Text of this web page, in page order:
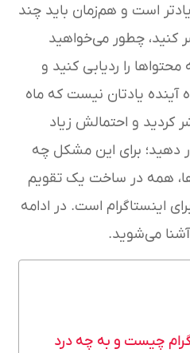
است و هم‌زمان باید چند
کنید، چطور می‌خواهید
محتواها را ردیابی کنید و
آینده یادتان نیست که ماه
و احتمالش زیاد
دهید؛ برای این مشکل چه
همه در ساخت یک تقویم
اینستاگرام است. در ادامه
می‌شوید.
چیست و به چه درد